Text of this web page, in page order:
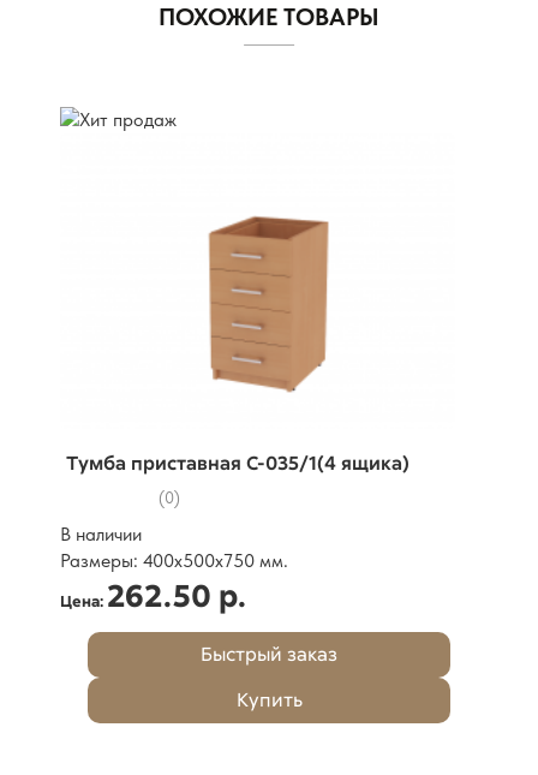
ПОХОЖИЕ ТОВАРЫ
Тумба приставная С-035/1(4 ящика)
(0)
В наличии
Размеры: 400х500х750 мм.
Цена: 262.50 р.
Быстрый заказ
Купить